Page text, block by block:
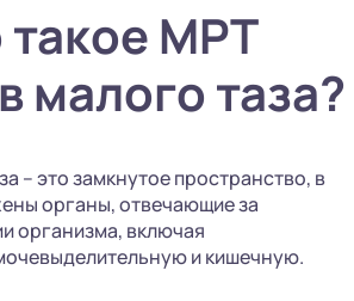
такое МРТ
малого таза?
– это замкнутое пространство, в
органы, отвечающие за
организма, включая
и кишечную.